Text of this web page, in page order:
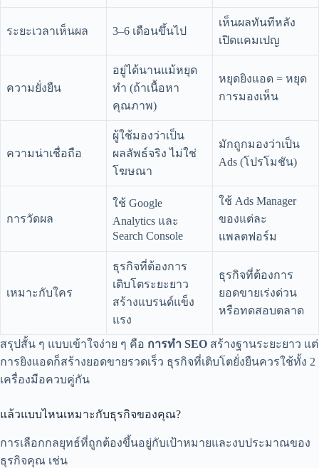
ระยะเวลาเห็นผล 3–6 เดือนขึ้นไป
เห็นผลทันทีหลัง
เปิดแคมเปญ
ความยั่งยืน
อยู่ได้นานแม้หยุด
ทำ (ถ้าเนื้อหา
คุณภาพ)
หยุดยิงแอด = หยุด
การมองเห็น
ความน่าเชื่อถือ
ผู้ใช้มองว่าเป็น
ผลลัพธ์จริง ไม่ใช่
โฆษณา
มักถูกมองว่าเป็น
Ads (โปรโมชัน)
การวัดผล
ใช้ Google
Analytics และ
Search Console
ใช้ Ads Manager
ของแต่ละ
แพลตฟอร์ม
เหมาะกับใคร
ธุรกิจที่ต้องการ
เติบโตระยะยาว
สร้างแบรนด์แข็ง
แรง
ธุรกิจที่ต้องการ
ยอดขายเร่งด่วน
หรือทดสอบตลาด
สรุปสั้น ๆ แบบเข้าใจง่าย ๆ คือ การทำ SEO สร้างฐานระยะยาว แต่
การยิงแอดก็สร้างยอดขายรวดเร็ว ธุรกิจที่เติบโตยั่งยืนควรใช้ทั้ง 2
เครื่องมือควบคู่กัน
แล้วแบบไหนเหมาะกับธุรกิจของคุณ?
การเลือกกลยุทธ์ที่ถูกต้องขึ้นอยู่กับเป้าหมายและงบประมาณของ
ธุรกิจคุณ เช่น